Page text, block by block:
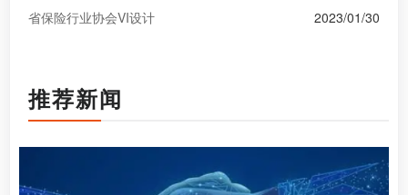
2023/01/30
省保险行业协会VI设计
推荐新闻